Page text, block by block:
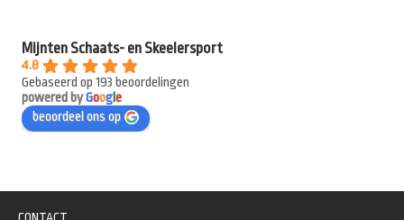
Mijnten Schaats- en Skeelersport
4.8
Gebaseerd op 193 beoordelingen
powered byGooge
beoordeel ons op